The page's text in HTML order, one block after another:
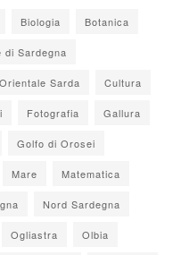
Biologia Botanica
di Sardegna
Sarda Cultura
Fotografia Gallura
Golfo di Orosei
Mare Matematica
Nord Sardegna
Ogliastra Olbia